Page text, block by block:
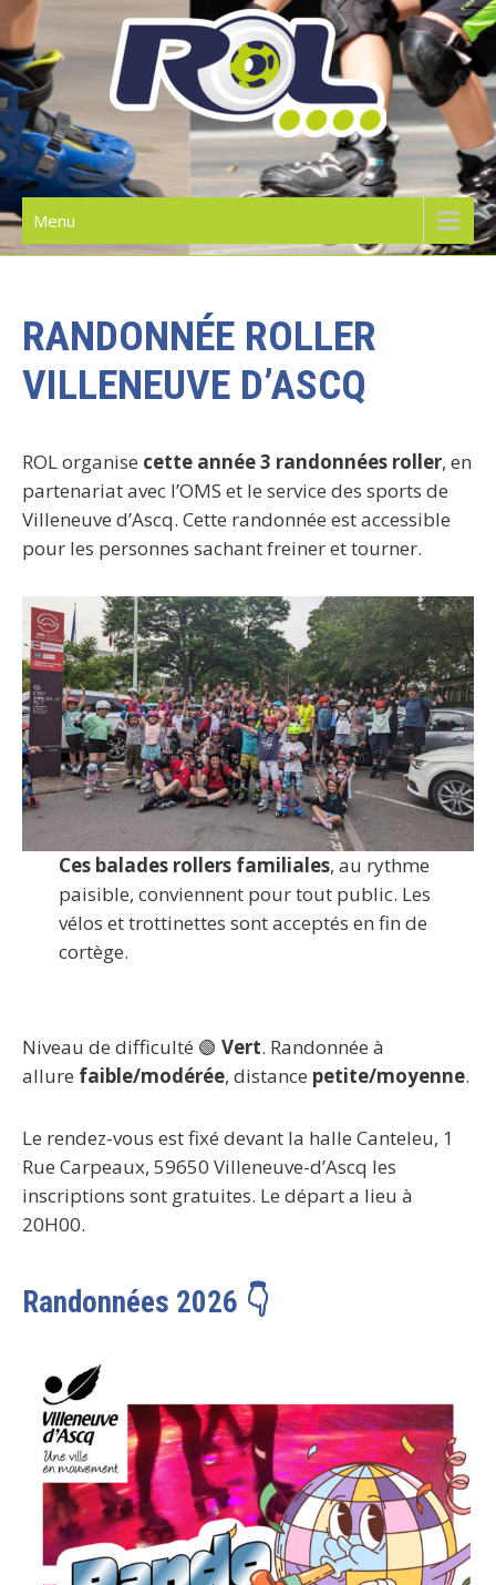
Skip
to
content
RIDE ON LILLE | L'ÉCOLE DE
ROLLER
Menu
RANDONNÉE ROLLER
VILLENEUVE D’ASCQ
ROL organise cette année 3 randonnées roller, en
partenariat avec l’OMS et le service des sports de
Villeneuve d’Ascq. Cette randonnée est accessible
pour les personnes sachant freiner et tourner.
Ces balades rollers familiales, au rythme
paisible, conviennent pour tout public. Les
vélos et trottinettes sont acceptés en fin de
cortège.
Niveau de difficulté 🟢 Vert. Randonnée à
allure faible/modérée, distance petite/moyenne.
Le rendez-vous est fixé devant la halle Canteleu, 1
Rue Carpeaux, 59650 Villeneuve-d’Ascq les
inscriptions sont gratuites. Le départ a lieu à
20H00.
Randonnées 2026 👇